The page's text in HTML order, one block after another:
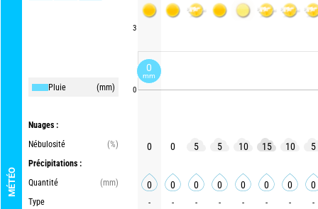
MÉTÉO
Pluie (mm)
Nuages :
Nébulosité
(%)
Précipitations :
Quantité
(mm)
Type
3
0
0 0 5 5 10 15 10 5
0 0 0 0 0 0 0 0
- - - - - - - -
0
mm